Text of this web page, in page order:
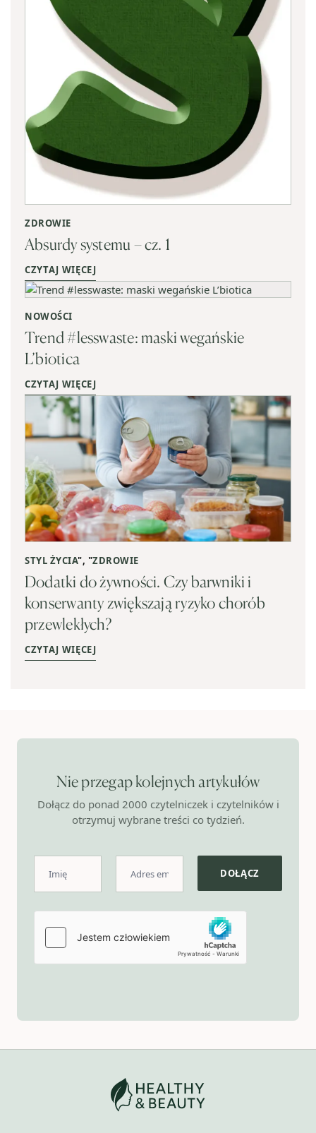
ZDROWIE
Absurdy systemu – cz. 1
CZYTAJ WIĘCEJ
NOWOŚCI
Trend #lesswaste: maski wegańskie
L’biotica
CZYTAJ WIĘCEJ
STYL ŻYCIA", "ZDROWIE
Dodatki do żywności. Czy barwniki i
konserwanty zwiększają ryzyko chorób
przewlekłych?
CZYTAJ WIĘCEJ
Nie przegap kolejnych artykułów
Dołącz do ponad 2000 czytelniczek i czytelników i
otrzymuj wybrane treści co tydzień.